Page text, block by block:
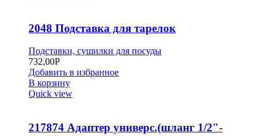
2048 Подставка для тарелок
Подставки, сушилки для посуды
732,00Р
Добавить в избранное
В корзину
Quick view
217874 Адаптер универс.(шланг 1/2″-